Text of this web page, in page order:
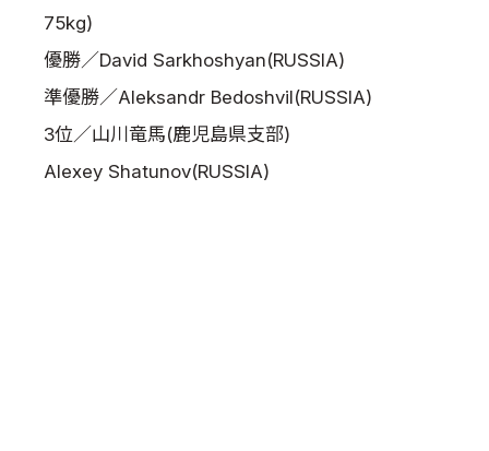
75kg)
優勝／David Sarkhoshyan(RUSSIA)
準優勝／Aleksandr Bedoshvil(RUSSIA)
3位／山川竜馬(鹿児島県支部)
Alexey Shatunov(RUSSIA)